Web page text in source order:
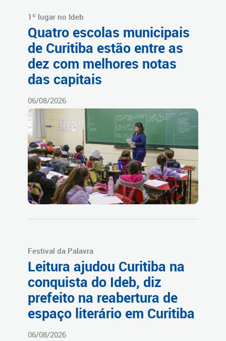
1º lugar no Ideb
Quatro escolas municipais
de Curitiba estão entre as
dez com melhores notas
das capitais
06/08/2026
Festival da Palavra
Leitura ajudou Curitiba na
conquista do Ideb, diz
prefeito na reabertura de
espaço literário em Curitiba
06/08/2026